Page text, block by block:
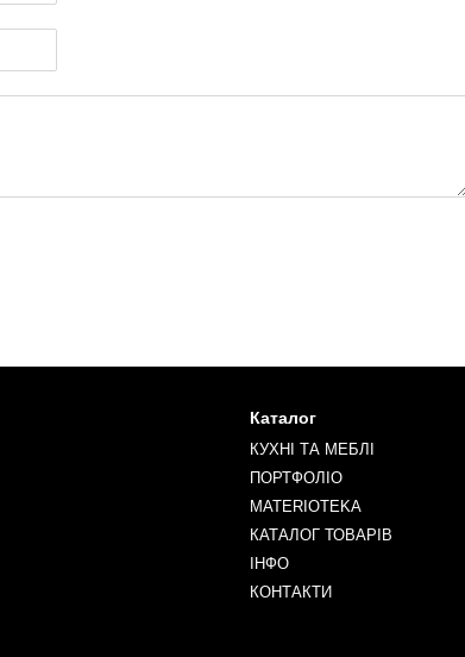
Каталог
КУХНІ ТА МЕБЛІ
ПОРТФОЛІО
MATERIOTEKA
КАТАЛОГ ТОВАРІВ
ІНФО
КОНТАКТИ